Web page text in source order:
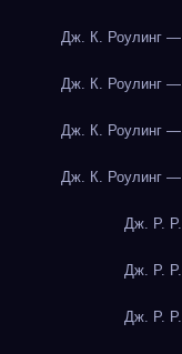
Дж. К. Роулинг —
Дж. К. Роулинг —
Дж. К. Роулинг —
Дж. К. Роулинг —
Дж. Р.
Дж. Р.
Дж. Р.